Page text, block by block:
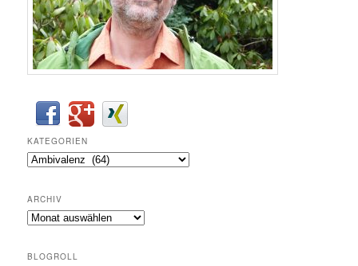
KATEGORIEN
Kategorien
ARCHIV
Archiv
BLOGROLL